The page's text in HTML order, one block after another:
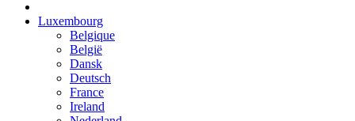
Luxembourg
Belgique
België
Dansk
Deutsch
France
Ireland